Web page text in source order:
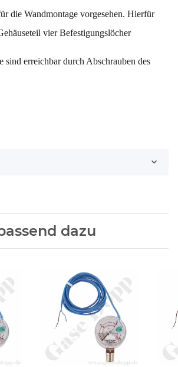
die Wandmontage vorgesehen. Hierfür
vier Befestigungslöcher
sind erreichbar durch Abschrauben des
dazu